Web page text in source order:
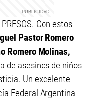
Con estos
Pastor Romero
Romero Molinas,
de asesinos de niños
Un excelente
Federal Argentina